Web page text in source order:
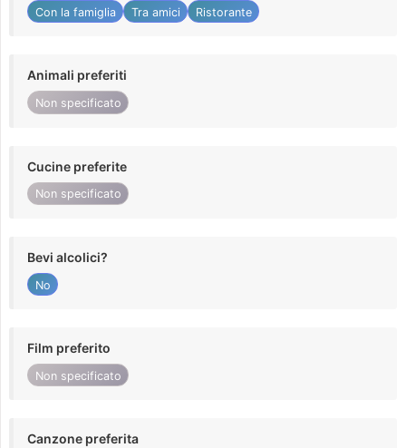
Con la famiglia Tra amici Ristorante
Animali preferiti
Non specificato
Cucine preferite
Non specificato
Bevi alcolici?
No
Film preferito
Non specificato
Canzone preferita